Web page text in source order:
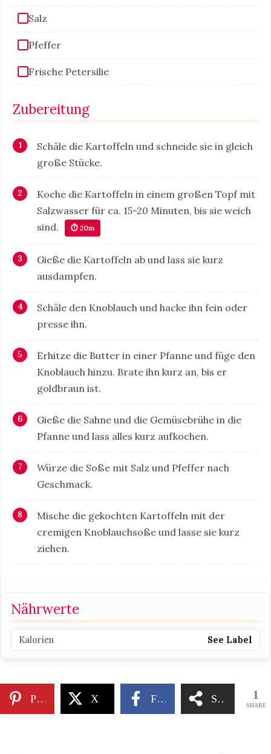
Salz
Pfeffer
Frische Petersilie
Zubereitung
Schäle die Kartoffeln und schneide sie in gleich
große Stücke.
Koche die Kartoffeln in einem großen Topf mit
Salzwasser für ca. 15-20 Minuten, bis sie weich
sind.
⏱ 20m
Gieße die Kartoffeln ab und lass sie kurz
ausdampfen.
Schäle den Knoblauch und hacke ihn fein oder
presse ihn.
Erhitze die Butter in einer Pfanne und füge den
Knoblauch hinzu. Brate ihn kurz an, bis er
goldbraun ist.
Gieße die Sahne und die Gemüsebrühe in die
Pfanne und lass alles kurz aufkochen.
Würze die Soße mit Salz und Pfeffer nach
Geschmack.
Mische die gekochten Kartoffeln mit der
cremigen Knoblauchsoße und lasse sie kurz
ziehen.
Nährwerte
Kalorien See Label
Pinterest X Facebook Share 1
SHARE